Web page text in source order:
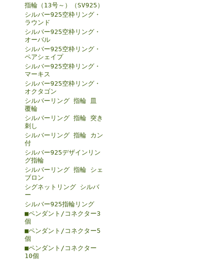
指輪（13号～）（SV925）
シルバー925空枠リング・
ラウンド
シルバー925空枠リング・
オーバル
シルバー925空枠リング・
ペアシェイプ
シルバー925空枠リング・
マーキス
シルバー925空枠リング・
オクタゴン
シルバーリング 指輪 皿
覆輪
シルバーリング 指輪 突き
刺し
シルバーリング 指輪 カン
付
シルバー925デザインリン
グ指輪
シルバーリング 指輪 シェ
ブロン
シグネットリング シルバ
ー
シルバー925指輪リング
■ペンダント/コネクター3
個
■ペンダント/コネクター5
個
■ペンダント/コネクター
10個